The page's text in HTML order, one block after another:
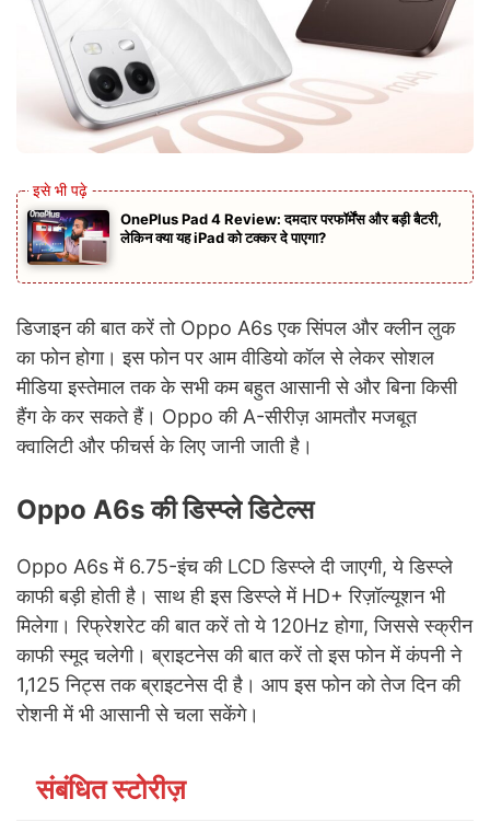
OnePlus Pad 4 Review: दमदार परफॉर्मेंस और बड़ी बैटरी,
लेकिन क्या यह iPad को टक्कर दे पाएगा?
डिजाइन की बात करें तो Oppo A6s एक सिंपल और क्लीन लुक
का फोन होगा। इस फोन पर आम वीडियो कॉल से लेकर सोशल
मीडिया इस्तेमाल तक के सभी कम बहुत आसानी से और बिना किसी
हैंग के कर सकते हैं। Oppo की A-सीरीज़ आमतौर मजबूत
क्वालिटी और फीचर्स के लिए जानी जाती है।
Oppo A6s की डिस्प्ले डिटेल्स
Oppo A6s में 6.75-इंच की LCD डिस्प्ले दी जाएगी, ये डिस्प्ले
काफी बड़ी होती है। साथ ही इस डिस्प्ले में HD+ रिज़ॉल्यूशन भी
मिलेगा। रिफ्रेशरेट की बात करें तो ये 120Hz होगा, जिससे स्क्रीन
काफी स्मूद चलेगी। ब्राइटनेस की बात करें तो इस फोन में कंपनी ने
1,125 निट्स तक ब्राइटनेस दी है। आप इस फोन को तेज दिन की
रोशनी में भी आसानी से चला सकेंगे।
संबंधित स्टोरीज़